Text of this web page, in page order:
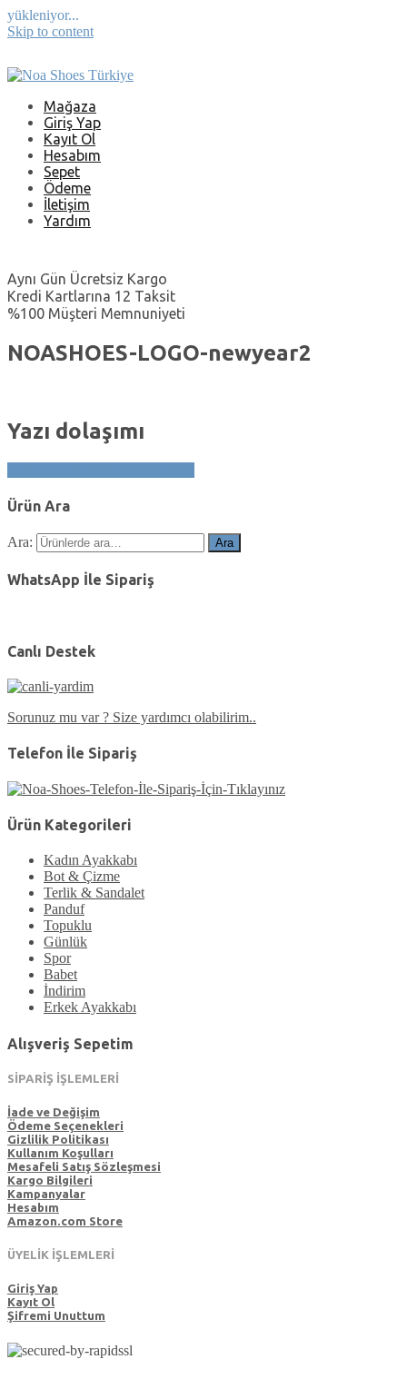
yükleniyor...
Skip to content
Mağaza
Giriş Yap
Kayıt Ol
Hesabım
Sepet
Ödeme
İletişim
Yardım
Aynı Gün Ücretsiz Kargo
Kredi Kartlarına 12 Taksit
%100 Müşteri Memnuniyeti
NOASHOES-LOGO-newyear2
Yazı dolaşımı
Ürün Ara
Ara: Ara
WhatsApp İle Sipariş
Canlı Destek
Sorunuz mu var ? Size yardımcı olabilirim..
Telefon İle Sipariş
Ürün Kategorileri
Kadın Ayakkabı
Bot & Çizme
Terlik & Sandalet
Panduf
Topuklu
Günlük
Spor
Babet
İndirim
Erkek Ayakkabı
Alışveriş Sepetim
SİPARİŞ İŞLEMLERİ
İade ve Değişim
Ödeme Seçenekleri
Gizlilik Politikası
Kullanım Koşulları
Mesafeli Satış Sözleşmesi
Kargo Bilgileri
Kampanyalar
Hesabım
Amazon.com Store
ÜYELİK İŞLEMLERİ
Giriş Yap
Kayıt Ol
Şifremi Unuttum